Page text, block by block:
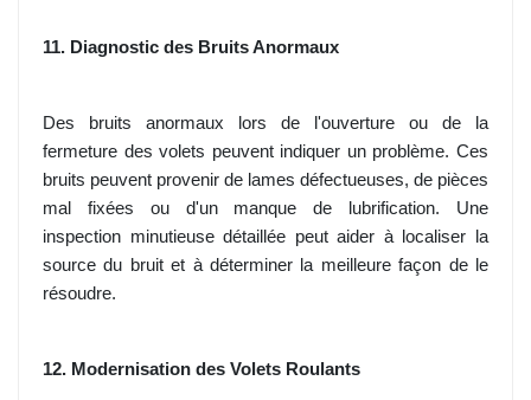
11. Diagnostic des Bruits Anormaux
Des bruits anormaux lors de l'ouverture ou de la
fermeture des volets peuvent indiquer un problème. Ces
bruits peuvent provenir de lames défectueuses, de pièces
mal fixées ou d'un manque de lubrification. Une
inspection minutieuse détaillée peut aider à localiser la
source du bruit et à déterminer la meilleure façon de le
résoudre.
12. Modernisation des Volets Roulants